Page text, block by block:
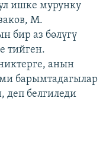
ишке мурунку
М.
бир аз бөлүгү
тийген.
анын
барымтадагылар
деп белгиледи